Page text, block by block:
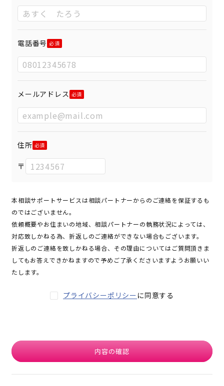
電話番号
メールアドレス
住所
〒
本相談サポートサービスは相談パートナーからのご連絡を保証するも
のではございません。
依頼概要やお住まいの地域、相談パートナーの執務状況によっては、
対応致しかねる為、折返しのご連絡ができない場合もございます。
折返しのご連絡を致しかねる場合、その理由についてはご質問頂きま
してもお答えできかねますので予めご了承くださいますようお願いい
たします。
プライバシーポリシー に同意する
内容の確認